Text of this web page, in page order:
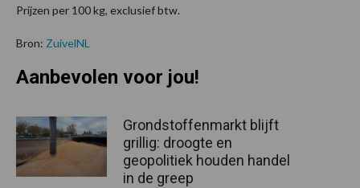
Prijzen per 100 kg, exclusief btw.
Bron: ZuivelNL
Aanbevolen voor jou!
Grondstoffenmarkt blijft
grillig: droogte en
geopolitiek houden handel
in de greep